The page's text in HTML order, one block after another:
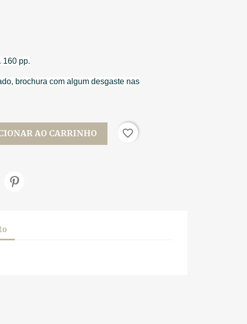
160 pp.
brochura com algum desgaste nas
AO CARRINHO favorite_border